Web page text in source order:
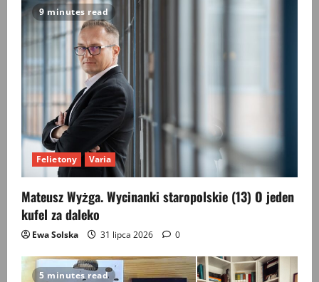
9 minutes read
Felietony Varia
Mateusz Wyżga. Wycinanki staropolskie (13) O jeden
kufel za daleko
Ewa Solska 31 lipca 2026 0
5 minutes read